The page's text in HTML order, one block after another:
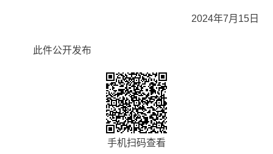
2024年7月15日
此件公开发布
手机扫码查看